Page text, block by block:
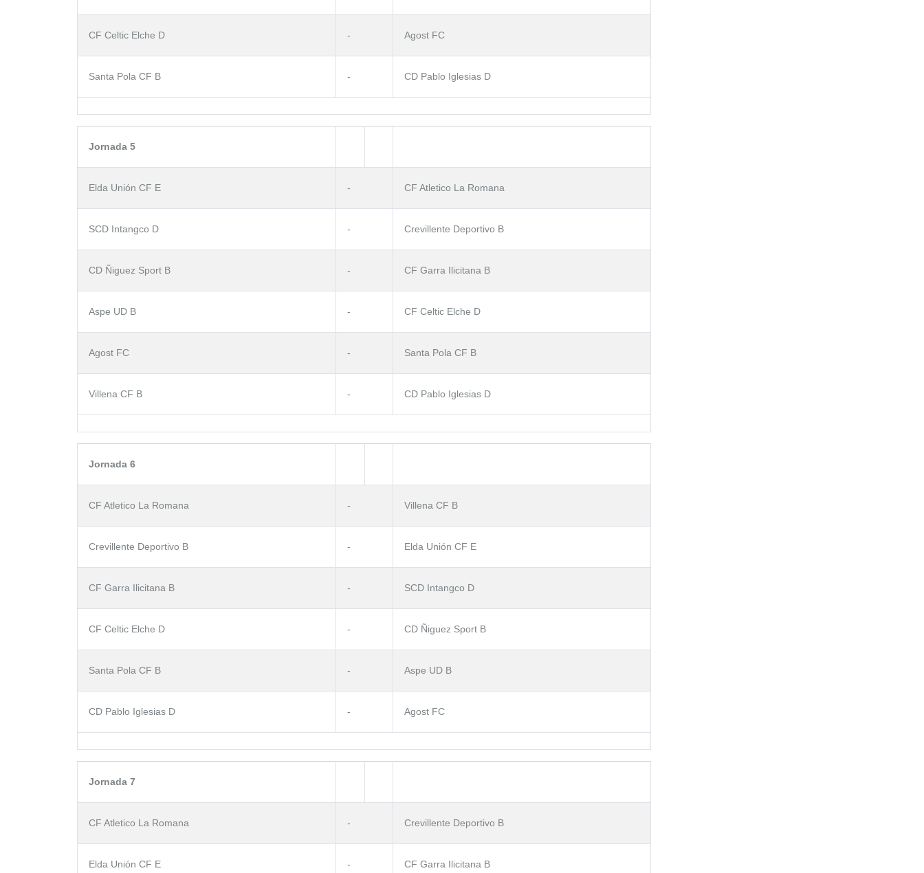
CF Celtic Elche D - Agost FC
Santa Pola CF B - CD Pablo Iglesias D
Jornada 5
Elda Unión CF E - CF Atletico La Romana
SCD Intangco D - Crevillente Deportivo B
CD Ñiguez Sport B - CF Garra Ilicitana B
Aspe UD B - CF Celtic Elche D
Agost FC - Santa Pola CF B
Villena CF B - CD Pablo Iglesias D
Jornada 6
CF Atletico La Romana - Villena CF B
Crevillente Deportivo B - Elda Unión CF E
CF Garra Ilicitana B - SCD Intangco D
CF Celtic Elche D - CD Ñiguez Sport B
Santa Pola CF B - Aspe UD B
CD Pablo Iglesias D - Agost FC
Jornada 7
CF Atletico La Romana - Crevillente Deportivo B
Elda Unión CF E - CF Garra Ilicitana B